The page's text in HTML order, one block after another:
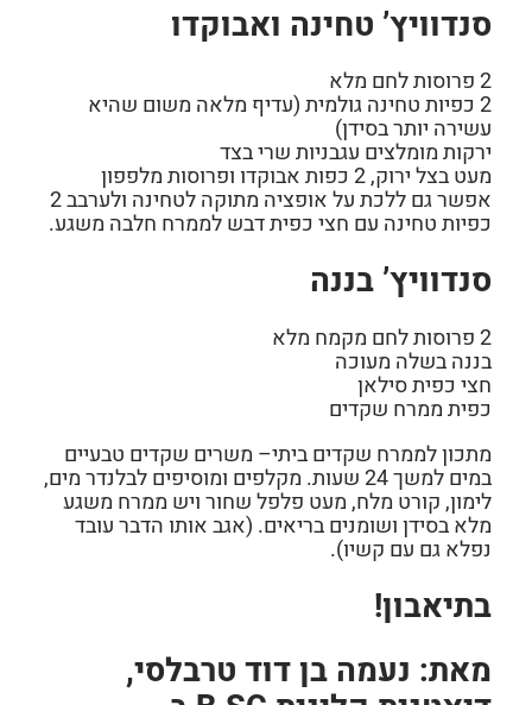
סנדוויץ’ טחינה ואבוקדו
2 פרוסות לחם מלא
2 כפיות טחינה גולמית (עדיף מלאה משום שהיא
עשירה יותר בסידן)
ירקות מומלצים עגבניות שרי בצד
מעט בצל ירוק, 2 כפות אבוקדו ופרוסות מלפפון
אפשר גם ללכת על אופציה מתוקה לטחינה ולערבב 2
כפיות טחינה עם חצי כפית דבש לממרח חלבה משגע.
סנדוויץ’ בננה
2 פרוסות לחם מקמח מלא
בננה בשלה מעוכה
חצי כפית סילאן
כפית ממרח שקדים
מתכון לממרח שקדים ביתי– משרים שקדים טבעיים
במים למשך 24 שעות. מקלפים ומוסיפים לבלנדר מים,
לימון, קורט מלח, מעט פלפל שחור ויש ממרח משגע
מלא בסידן ושומנים בריאים. (אגב אותו הדבר עובד
נפלא גם עם קשיו).
בתיאבון!
מאת: נעמה בן דוד טרבלסי,